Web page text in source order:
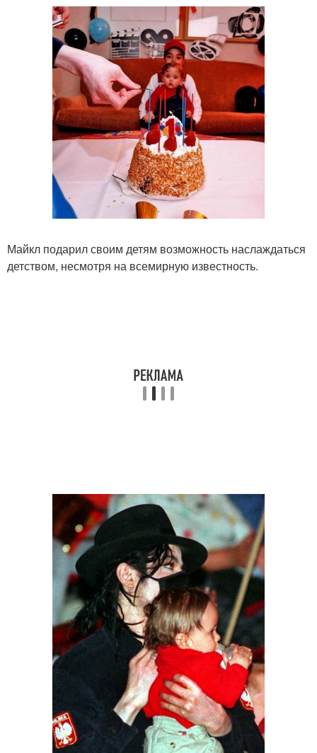
Майкл подарил своим детям возможность наслаждаться
детством, несмотря на всемирную известность.